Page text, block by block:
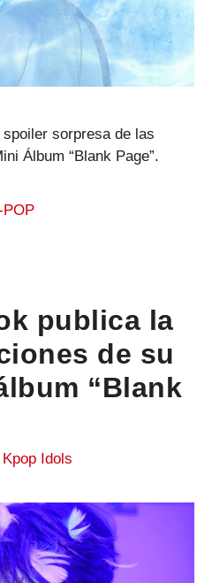
sorpresa de las
Álbum “Blank Page”.
POP
publica la
de su
“Blank
Kpop Idols